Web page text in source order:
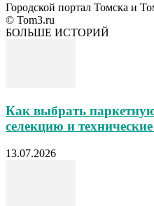
Городской портал Томска и
© Tom3.ru
БОЛЬШЕ ИСТОРИЙ
Как выбрать
селекцию и
13.07.2026